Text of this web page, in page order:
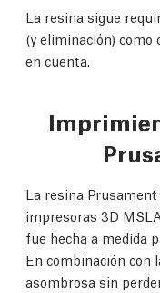
La resina sigue
(y eliminación) como
en cuenta.
La resina
impresoras 3D
fue hecha a medida
En combinación con
asombrosa sin